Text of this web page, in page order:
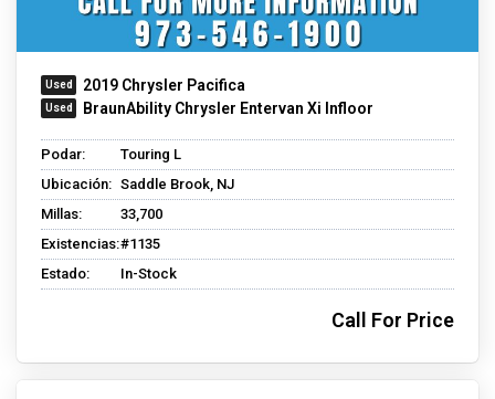
2019 Chrysler Pacifica
BraunAbility Chrysler Entervan Xi Infloor
Podar:
Touring L
Ubicación: Saddle Brook, NJ
Millas:
33,700
Existencias:#1135
Estado:
In-Stock
Call For Price